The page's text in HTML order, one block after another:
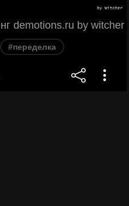
demotions.ru by witcher
#переделка